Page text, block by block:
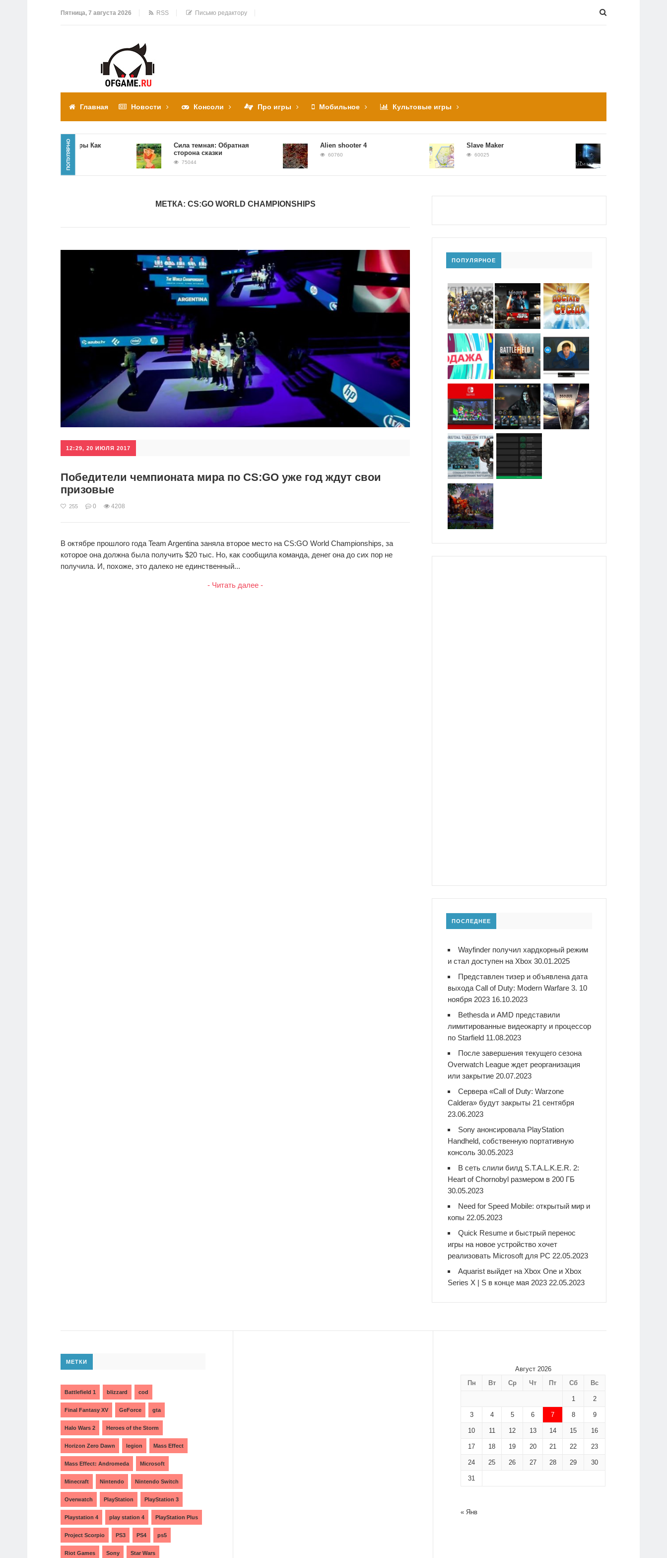
Пятница, 7 августа 2026 RSS Письмо редактору
Главная Новости Консоли Про игры Мобильное Культовые игры
ПОПУЛЯРНО
Прохождение игры Как
Сила темная: Обратная
сторона сказки
75044
Alien shooter 4
60760
Slave Maker
60025
Прохождение Hitman:
Contracts
МЕТКА: CS:GO WORLD CHAMPIONSHIPS
12:29, 20 ИЮЛЯ 2017
Победители чемпионата мира по CS:GO уже год ждут свои
призовые
255 0 4208
В октябре прошлого года Team Argentina заняла второе место на CS:GO World Championships, за
которое она должна была получить $20 тыс. Но, как сообщила команда, денег она до сих пор не
получила. И, похоже, это далеко не единственный...
- Читать далее -
ПОПУЛЯРНОЕ
ПОСЛЕДНЕЕ
Wayfinder получил хардкорный режим
и стал доступен на Xbox 30.01.2025
Представлен тизер и объявлена дата
выхода Call of Duty: Modern Warfare 3. 10
ноября 2023 16.10.2023
Bethesda и AMD представили
лимитированные видеокарту и процессор
по Starfield 11.08.2023
После завершения текущего сезона
Overwatch League ждет реорганизация
или закрытие 20.07.2023
Сервера «Call of Duty: Warzone
Caldera» будут закрыты 21 сентября
23.06.2023
Sony анонсировала PlayStation
Handheld, собственную портативную
консоль 30.05.2023
В сеть слили билд S.T.A.L.K.E.R. 2:
Heart of Chornobyl размером в 200 ГБ
30.05.2023
Need for Speed Mobile: открытый мир и
копы 22.05.2023
Quick Resume и быстрый перенос
игры на новое устройство хочет
реализовать Microsoft для PC 22.05.2023
Aquarist выйдет на Xbox One и Xbox
Series X | S в конце мая 2023 22.05.2023
МЕТКИ
Battlefield 1 blizzard cod
Final Fantasy XV GeForce gta
Halo Wars 2 Heroes of the Storm
Horizon Zero Dawn legion Mass Effect
Mass Effect: Andromeda Microsoft
Minecraft Nintendo Nintendo Switch
Overwatch PlayStation PlayStation 3
Playstation 4 play station 4 PlayStation Plus
Project Scorpio PS3 PS4 ps5
Riot Games Sony Star Wars
Август 2026
Пн
Вт Ср Чт Пт Сб Вс
1 2
3 4 5 6 7 8 9
10 11 12 13 14 15 16
17 18 19 20 21 22 23
24 25 26 27 28 29 30
31
« Янв